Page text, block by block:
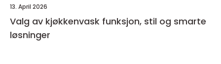
13. April 2026
Valg av kjøkkenvask funksjon, stil og smarte
løsninger